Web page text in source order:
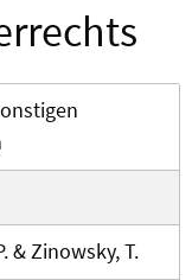
& Zinowsky, T.